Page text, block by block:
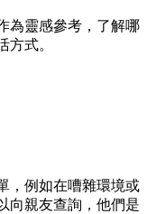
為靈感參考，了解哪
方式。
，例如在嘈雜環境或
向親友查詢，他們是